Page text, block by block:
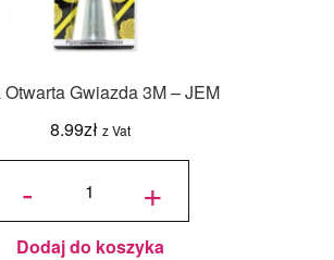
Otwarta Gwiazda 3M – JEM
8.99zł z Vat
-
ilość
Gwiazda
3M -
JEM +
Dodaj do koszyka